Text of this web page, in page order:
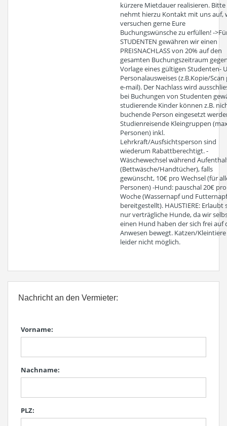
kürzere Mietdauer realisieren. Bitte
nehmt hierzu Kontakt mit uns auf,
versuchen gerne Eure
Buchungswünsche zu erfüllen! -
STUDENTEN gewähren wir einen
PREISNACHLASS von 20% auf den
gesamten Buchungszeitraum
Vorlage eines gültigen Studenten-
Personalausweises (z.B.Kopie/Scan
e-mail). Der Nachlass wird
bei Buchungen von Studenten
studierende Kinder können z.B.
buchende Person eingesetzt
Studienreisende Kleingruppen
Personen) inkl.
Lehrkraft/Ausfsichtsperson sind
wiederum Rabattberechtigt. -
Wäschewechsel während
(Bettwäsche/Handtücher), falls
gewünscht, 10€ pro Wechsel (für
Personen) -Hund: pauschal 20€ pro
Woche (Wassernapf und
bereitgestellt). HAUSTIERE: Erlaubt
nur verträgliche Hunde, da wir
einen Hund haben der sich frei auf
Anwesen bewegt. Katzen/Kleintiere
leider nicht möglich.
Nachricht an den Vermieter:
Vorname:
Nachname:
PLZ: